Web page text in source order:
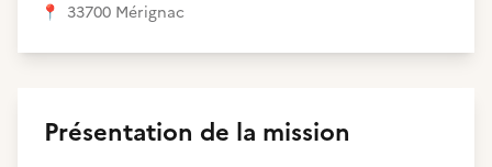
📍 33700 Mérignac
Présentation de la mission